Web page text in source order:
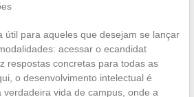
útil para aqueles que desejam se lançar
acessar o ecandidat
respostas concretas para todas as
o desenvolvimento intelectual é
vida de campus, onde a